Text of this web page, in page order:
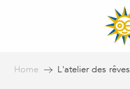
Home L'atelier des rêves